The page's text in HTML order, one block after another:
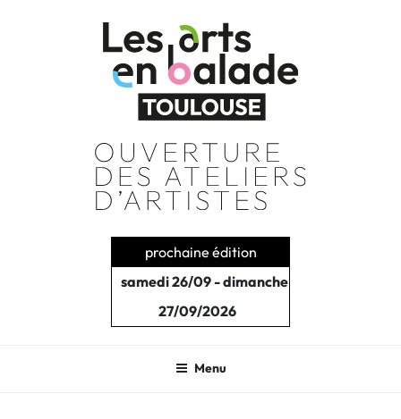
prochaine édition
samedi 26/09 - dimanche
27/09/2026
Menu